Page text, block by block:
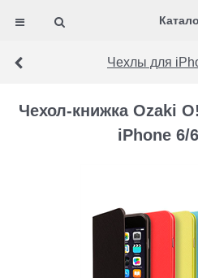
Чехлы для
Чехол-книжка Ozaki
iPhone 6/